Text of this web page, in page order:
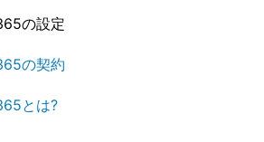
の設定
の契約
とは?